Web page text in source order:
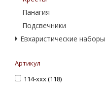
Панагия
Подсвечники
Eвхаристические наборы
Артикул
114-ххх (118)